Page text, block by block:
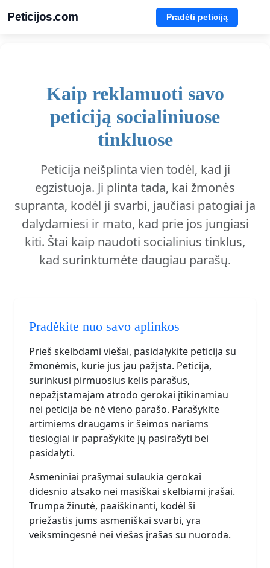
Peticijos.com Pradėti peticiją
Kaip reklamuoti savo
peticiją socialiniuose
tinkluose
Peticija neišplinta vien todėl, kad ji
egzistuoja. Ji plinta tada, kai žmonės
supranta, kodėl ji svarbi, jaučiasi patogiai ja
dalydamiesi ir mato, kad prie jos jungiasi
kiti. Štai kaip naudoti socialinius tinklus,
kad surinktumėte daugiau parašų.
Pradėkite nuo savo aplinkos
Prieš skelbdami viešai, pasidalykite peticija su
žmonėmis, kurie jus jau pažįsta. Peticija,
surinkusi pirmuosius kelis parašus,
nepažįstamajam atrodo gerokai įtikinamiau
nei peticija be nė vieno parašo. Parašykite
artimiems draugams ir šeimos nariams
tiesiogiai ir paprašykite jų pasirašyti bei
pasidalyti.
Asmeniniai prašymai sulaukia gerokai
didesnio atsako nei masiškai skelbiami įrašai.
Trumpa žinutė, paaiškinanti, kodėl ši
priežastis jums asmeniškai svarbi, yra
veiksmingesnė nei viešas įrašas su nuoroda.